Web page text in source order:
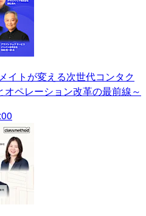
イトが変える次世代コンタク
オペレーション改革の最前線～